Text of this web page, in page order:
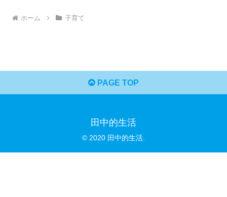
ホーム 子育て
PAGE TOP
田中的生活
© 2020 田中的生活.